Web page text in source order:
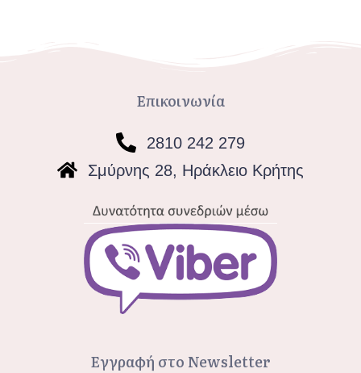
Επικοινωνία
2810 242 279
Σμύρνης 28, Ηράκλειο Κρήτης
Εγγραφή στο Newsletter